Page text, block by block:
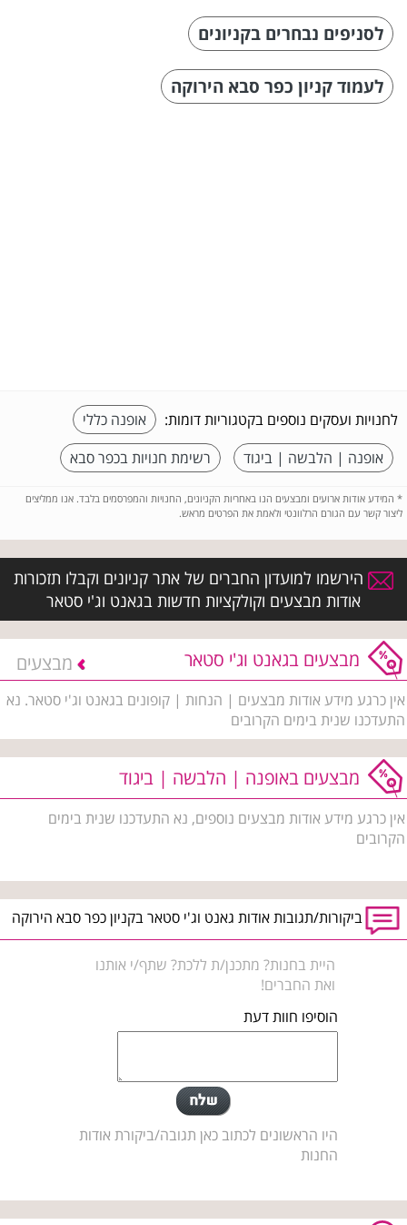
לסניפים נבחרים בקניונים
לעמוד קניון כפר סבא הירוקה
לחנויות ועסקים נוספים בקטגוריות דומות:
אופנה כללי
אופנה | הלבשה | ביגוד
רשימת חנויות בכפר סבא
* המידע אודות ארועים ומבצעים הנו באחריות הקניונים, החנויות והמפרסמים בלבד. אנו ממליצים
ליצור קשר עם הגורם הרלוונטי ולאמת את הפרטים מראש.
הירשמו למועדון החברים של אתר קניונים וקבלו תזכורות
אודות מבצעים וקולקציות חדשות בגאנט וג'י סטאר
מבצעים בגאנט וג'י סטאר מבצעים
אין כרגע מידע אודות מבצעים | הנחות | קופונים בגאנט וג'י סטאר. נא
התעדכנו שנית בימים הקרובים
מבצעים באופנה | הלבשה | ביגוד
אין כרגע מידע אודות מבצעים נוספים, נא התעדכנו שנית בימים
הקרובים
ביקורות/תגובות אודות גאנט וג'י סטאר בקניון כפר סבא הירוקה
היית בחנות? מתכנן/ת ללכת? שתף/י אותנו
ואת החברים!
הוסיפו חוות דעת
היו הראשונים לכתוב כאן תגובה/ביקורת אודות
החנות